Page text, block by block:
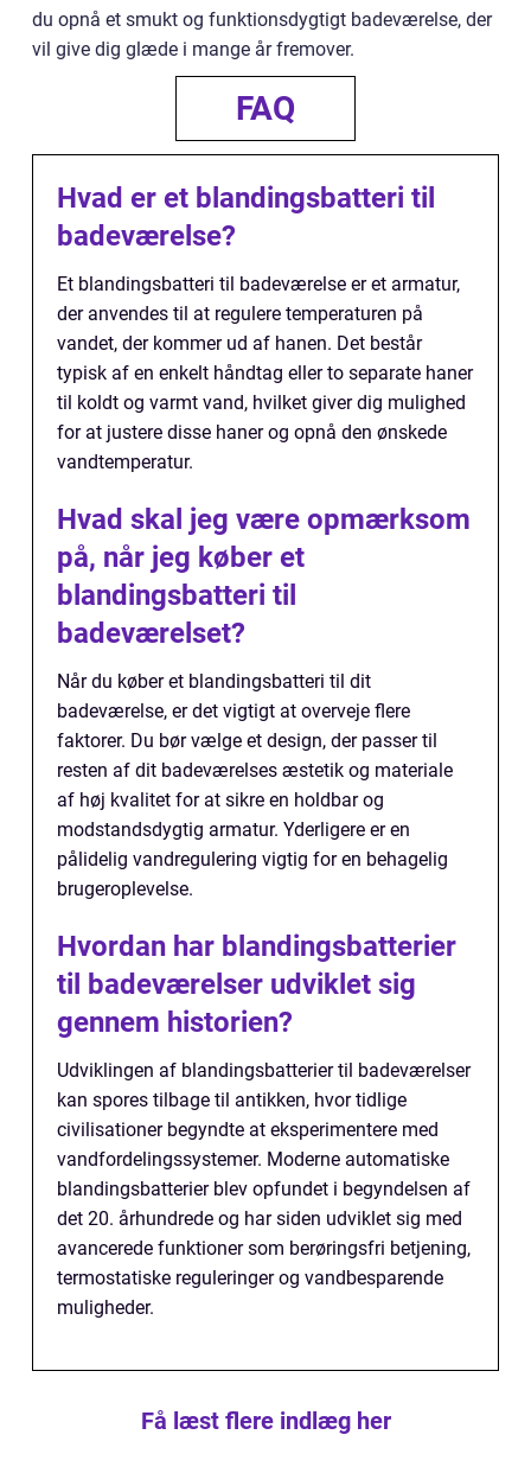
du opnå et smukt og funktionsdygtigt badeværelse, der
vil give dig glæde i mange år fremover.
FAQ
Hvad er et blandingsbatteri til
badeværelse?
Et blandingsbatteri til badeværelse er et armatur,
der anvendes til at regulere temperaturen på
vandet, der kommer ud af hanen. Det består
typisk af en enkelt håndtag eller to separate haner
til koldt og varmt vand, hvilket giver dig mulighed
for at justere disse haner og opnå den ønskede
vandtemperatur.
Hvad skal jeg være opmærksom
på, når jeg køber et
blandingsbatteri til
badeværelset?
Når du køber et blandingsbatteri til dit
badeværelse, er det vigtigt at overveje flere
faktorer. Du bør vælge et design, der passer til
resten af dit badeværelses æstetik og materiale
af høj kvalitet for at sikre en holdbar og
modstandsdygtig armatur. Yderligere er en
pålidelig vandregulering vigtig for en behagelig
brugeroplevelse.
Hvordan har blandingsbatterier
til badeværelser udviklet sig
gennem historien?
Udviklingen af blandingsbatterier til badeværelser
kan spores tilbage til antikken, hvor tidlige
civilisationer begyndte at eksperimentere med
vandfordelingssystemer. Moderne automatiske
blandingsbatterier blev opfundet i begyndelsen af
det 20. århundrede og har siden udviklet sig med
avancerede funktioner som berøringsfri betjening,
termostatiske reguleringer og vandbesparende
muligheder.
Få læst flere indlæg her